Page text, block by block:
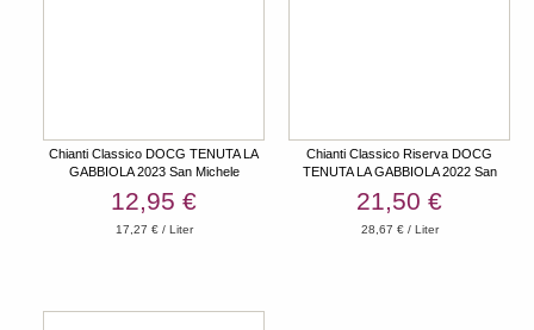
Chianti Classico DOCG TENUTA LA
GABBIOLA 2023 San Michele
12,95 €
17,27 € / Liter
Chianti Classico Riserva DOCG
TENUTA LA GABBIOLA 2022 San
21,50 €
28,67 € / Liter